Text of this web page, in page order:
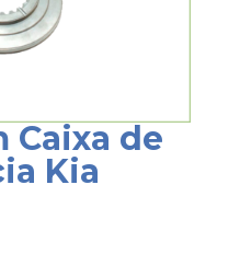
Caixa de
Kia